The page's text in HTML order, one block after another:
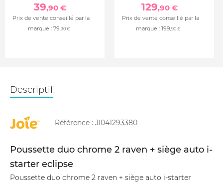
39,90 €
Prix de vente conseillé par la
marque : 79 ,90 €
129,90 €
Prix de vente conseillé par la
marque : 199 ,90 €
Descriptif
Référence : JI041293380
Poussette duo chrome 2 raven + siège auto i-
starter eclipse
Poussette duo chrome 2 raven + siège auto i-starter